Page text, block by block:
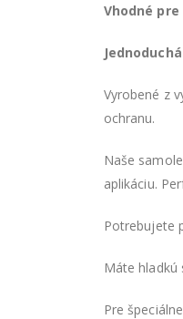
Vhodné
Vyrobené z
ochranu.
Naše
aplikáciu.
Potrebujete
Máte hladkú
Pre